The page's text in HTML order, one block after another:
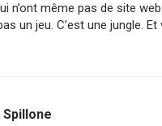
n’ont même pas de site
un jeu. C’est une jungle.